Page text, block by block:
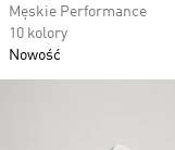
Męskie Performance
10 kolory
Nowość